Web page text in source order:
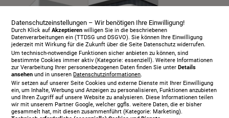
Infopaket
Über uns
Serviceangebot
Datenschutzeinstellungen – Wir benötigen Ihre Einwilligung!
Durch Klick aufAkzeptieren willigen Sie in die beschriebenen
Datenverarbeitungen ein (TTDSG und DSGVO). Sie können Ihre Einwilligung
jederzeit mit Wirkung für die Zukunft über die Seite Datenschutz widerrufen.
Um technisch-notwendige Funktionen sicher anbieten zu können, sind
bestimmte Cookies immer aktiv (Kategorie: essenziell). Weitere Informationen
zur Verarbeitung Ihrer personenbezogenen Daten finden Sie unterDetails
ansehen und in unserenDatenschutzinformationen.
Wir setzen auf unserer Seite Cookies und externe Dienste mit Ihrer Einwilligung
ein, um Inhalte, Werbung und Anzeigen zu personalisieren, Funktionen anzubieten
und Ihren Zugriff auf unsere Website zu analysieren. Diese Informationen teilen
wir mit unserem Partner Google, welcher ggfls. weitere Daten, die er bisher
gesammelt hat, mit diesen zusammenführt (Kategorie: Marketing).